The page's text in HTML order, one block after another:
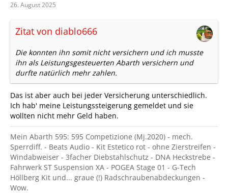
26. August 2025
Zitat von diablo666
Die konnten ihn somit nicht versichern und ich musste
ihn als Leistungsgesteuerten Abarth versichern und
durfte natürlich mehr zahlen.
Das ist aber auch bei jeder Versicherung unterschiedlich.
Ich hab' meine Leistungssteigerung gemeldet und sie
wollten nicht mehr Geld haben.
Mein Abarth 595: 595 Competizione (Mj.2020) - mech.
Sperrdiff. - Beats Audio - Kit Estetico rot - ohne Zierstreifen -
Windabweiser - 3facher Diebstahlschutz - DNA Heckstrebe -
Fahrwerk ST Suspension XA - POGEA Stage 01 - G-Tech
Höllberg Kit und... graue (!) Radschraubenabdeckungen -
Wow.